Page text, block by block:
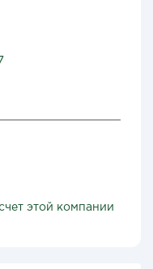
этой компании